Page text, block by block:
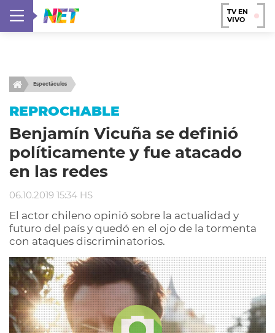
TV EN
VIVO
Espectáculos
REPROCHABLE
Benjamín Vicuña se definió
políticamente y fue atacado
en las redes
06.10.2019 15:34 HS
El actor chileno opinió sobre la actualidad y
futuro del país y quedó en el ojo de la tormenta
con ataques discriminatorios.